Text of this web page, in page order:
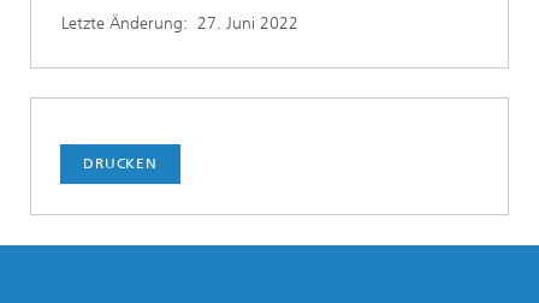
Letzte Änderung: 27. Juni 2022
DRUCKEN